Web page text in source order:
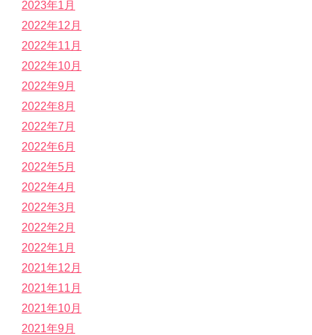
2023年1月
2022年12月
2022年11月
2022年10月
2022年9月
2022年8月
2022年7月
2022年6月
2022年5月
2022年4月
2022年3月
2022年2月
2022年1月
2021年12月
2021年11月
2021年10月
2021年9月